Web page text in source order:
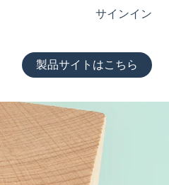
サインイン
製品サイトはこちら